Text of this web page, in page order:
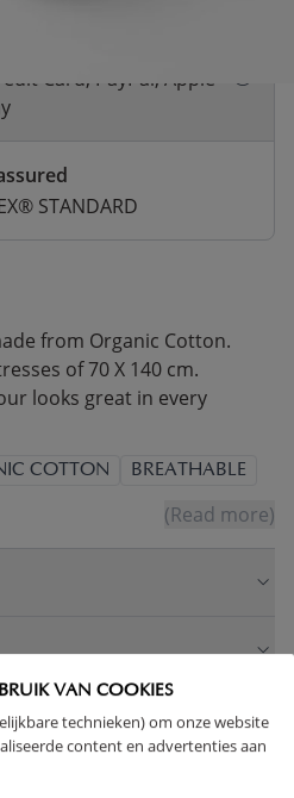
VAN COOKIES
technieken) om onze website
content en advertenties aan
Card, PayPal, Apple
STANDARD
from Organic Cotton.
of 70 X 140 cm.
looks great in every
COTTON BREATHABLE
(Read more)